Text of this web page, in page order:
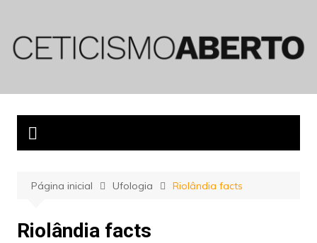
conteúdo
Página inicial Ufologia Riolândia facts
Riolândia facts